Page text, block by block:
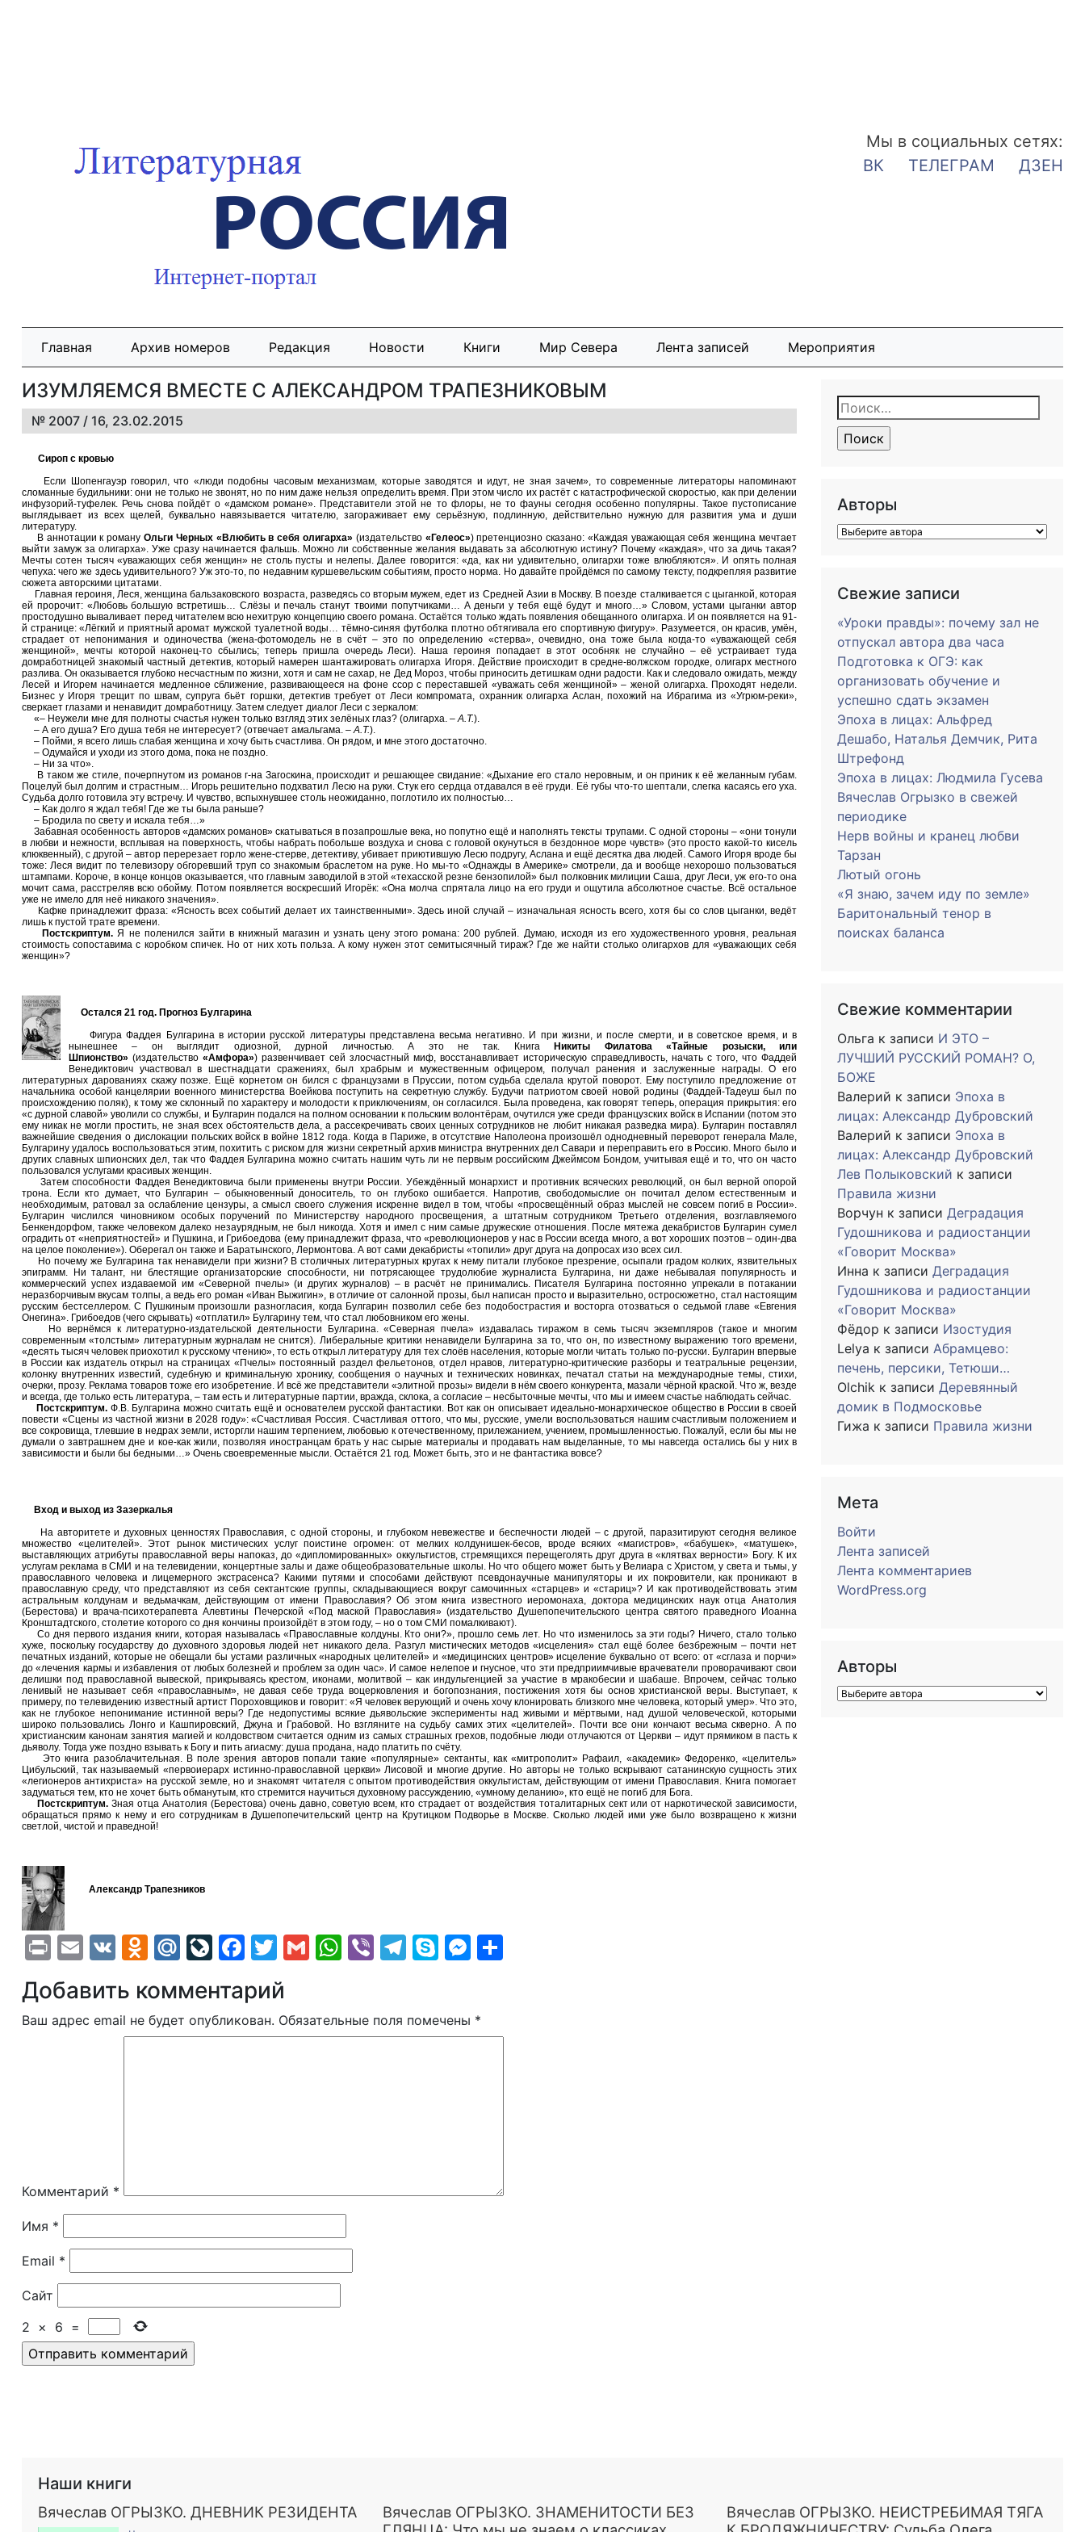
Мы в социальных сетях:
ВК
ТЕЛЕГРАМ ДЗЕН
Главная Архив номеров Редакция Новости Книги Мир Севера Лента записей Мероприятия
ИЗУМЛЯЕМСЯ ВМЕСТЕ С АЛЕКСАНДРОМ ТРАПЕЗНИКОВЫМ
№ 2007 / 16, 23.02.2015
Сироп с кровью
Если Шопенгауэр говорил, что «люди подобны часовым механизмам, которые заводятся и идут, не зная зачем», то современные литераторы напоминают
сломанные будильники: они не только не звонят, но по ним даже нельзя определить время. При этом число их растёт с катастрофической скоростью, как при делении
инфузорий-туфелек. Речь снова пойдёт о «дамском романе». Представители этой не то флоры, не то фауны сегодня особенно популярны. Такое пустописание
выглядывает из всех щелей, буквально навязывается читателю, загораживает ему серьёзную, подлинную, действительно нужную для развития ума и души
литературу.
В аннотации к романуОльги Черных «Влюбить в себя олигарха» (издательство «Гелеос») претенциозно сказано: «Каждая уважающая себя женщина мечтает
выйти замуж за олигарха». Уже сразу начинается фальшь. Можно ли собственные желания выдавать за абсолютную истину? Почему «каждая», что за дичь такая?
Мечты сотен тысяч «уважающих себя женщин» не столь пусты и нелепы. Далее говорится: «да, как ни удивительно, олигархи тоже влюбляются». И опять полная
чепуха: чего же здесь удивительного? Уж это-то, по недавним куршевельским событиям, просто норма. Но давайте пройдёмся по самому тексту, подкрепляя развитие
сюжета авторскими цитатами.
Главная героиня, Леся, женщина бальзаковского возраста, разведясь со вторым мужем, едет из Средней Азии в Москву. В поезде сталкивается с цыганкой, которая
ей пророчит: «Любовь большую встретишь… Слёзы и печаль станут твоими попутчиками… А деньги у тебя ещё будут и много…» Словом, устами цыганки автор
простодушно вываливает перед читателем всю нехитрую концепцию своего романа. Остаётся только ждать появления обещанного олигарха. И он появляется на 91-
й странице: «Лёгкий и приятный аромат мужской туалетной воды… тёмно-синяя футболка плотно обтягивала его спортивную фигуру». Разумеется, он красив, умён,
страдает от непонимания и одиночества (жена-фотомодель не в счёт – это по определению «стерва», очевидно, она тоже была когда-то «уважающей себя
женщиной», мечты которой наконец-то сбылись; теперь пришла очередь Леси). Наша героиня попадает в этот особняк не случайно – её устраивает туда
домработницей знакомый частный детектив, который намерен шантажировать олигарха Игоря. Действие происходит в средне-волжском городке, олигарх местного
разлива. Он оказывается глубоко несчастным по жизни, хотя и сам не сахар, не Дед Мороз, чтобы приносить детишкам одни радости. Как и следовало ожидать, между
Лесей и Игорем начинается медленное сближение, развивающееся на фоне ссор с переставшей «уважать себя женщиной» – женой олигарха. Проходят недели.
Бизнес у Игоря трещит по швам, супруга бьёт горшки, детектив требует от Леси компромата, охранник олигарха Аслан, похожий на Ибрагима из «Угрюм-реки»,
сверкает глазами и ненавидит домработницу. Затем следует диалог Леси с зеркалом:
«– Неужели мне для полноты счастья нужен только взгляд этих зелёных глаз? (олигарха. –А.Т.).
– А его душа? Его душа тебя не интересует? (отвечает амальгама. –А.Т.).
– Пойми, я всего лишь слабая женщина и хочу быть счастлива. Он рядом, и мне этого достаточно.
– Одумайся и уходи из этого дома, пока не поздно.
– Ни за что».
В таком же стиле, почерпнутом из романов г-на Загоскина, происходит и решающее свидание: «Дыхание его стало неровным, и он приник к её желанным губам.
Поцелуй был долгим и страстным… Игорь решительно подхватил Лесю на руки. Стук его сердца отдавался в её груди. Её губы что-то шептали, слегка касаясь его уха.
Судьба долго готовила эту встречу. И чувство, вспыхнувшее столь неожиданно, поглотило их полностью…
– Как долго я ждал тебя! Где же ты была раньше?
– Бродила по свету и искала тебя…»
Забавная особенность авторов «дамских романов» скатываться в позапрошлые века, но попутно ещё и наполнять тексты трупами. С одной стороны – «они тонули
в любви и нежности, всплывая на поверхность, чтобы набрать побольше воздуха и снова с головой окунуться в бездонное море чувств» (это просто какой-то кисель
клюквенный), с другой – автор пepepeзает горло жене-стерве, детективу, убивает приютившую Лесю подругу, Аслана и ещё десятка два людей. Самого Игоря вроде бы
тоже: Леся видит по телевизору обгоревший труп со знакомым браслетом на руке. Но мы-то «Однажды в Америке» смотрели, да и вообще нехорошо пользоваться
штампами. Короче, в конце концов оказывается, что главным заводилой в этой «техасской резне бензопилой» был полковник милиции Саша, друг Леси, уж его-то она
мочит сама, расстреляв всю обойму. Потом появляется воскресший Игорёк: «Она молча спрятала лицо на его груди и ощутила абсолютное счастье. Всё остальное
уже не имело для неё никакого значения».
Кафке принадлежит фраза: «Ясность всех событий делает их таинственными». Здесь иной случай – изначальная ясность всего, хотя бы со слов цыганки, ведёт
лишь к пустой трате времени.
Постскриптум.Я не поленился зайти в книжный магазин и узнать цену этого романа: 200 рублей. Думаю, исходя из его художественного уровня, реальная
стоимость сопоставима с коробком спичек. Но от них хоть польза. А кому нужен этот семитысячный тираж? Где же найти столько олигархов для «уважающих себя
женщин»?
Остался 21 год. Прогноз Булгарина
Фигура Фаддея Булгарина в истории русской литературы представлена весьма негативно. И при жизни, и после смерти, и в советское время, и в
нынешнее – он выглядит одиозной, дурной личностью. А это не так. Книга
Никиты Филатова «Тайные розыски, или
Шпионство» (издательство «Амфора») развенчивает сей злосчастный миф, восстанавливает историческую справедливость, начать с того, что Фаддей
Венедиктович участвовал в шестнадцати сражениях, был храбрым и мужественным офицером, получал ранения и заслуженные награды. О его
литературных дарованиях скажу позже. Ещё корнетом он бился с французами в Пруссии, потом судьба сделала крутой поворот. Ему поступило предложение от
начальника особой канцелярии военного министерства Воейкова поступить на секретную службу. Будучи патриотом своей новой родины (Фаддей-Тадеуш был по
происхождению поляк), к тому же склонный по характеру и молодости к приключениям, он согласился. Была проведена, как говорят теперь, операция прикрытия: его
«с дурной славой» уволили со службы, и Булгарин подался на полном основании к польским волонтёрам, очутился уже среди французских войск в Испании (потом это
ему никак не могли простить, не зная всех обстоятельств дела, а рассекречивать своих ценных сотрудников не любит никакая разведка мира). Булгарин поставлял
важнейшие сведения о дислокации польских войск в войне 1812 года. Когда в Париже, в отсутствие Наполеона произошёл однодневный переворот генерала Мале,
Булгарину удалось воспользоваться этим, похитить с риском для жизни секретный архив министра внутренних дел Савари и переправить его в Россию. Много было и
других славных шпионских дел, так что Фаддея Булгарина можно считать нашим чуть ли не первым российским Джеймсом Бондом, учитывая ещё и то, что он часто
пользовался услугами красивых женщин.
Затем способности Фаддея Венедиктовича были применены внутри России. Убеждённый монархист и противник всяческих революций, он был верной опорой
трона. Если кто думает, что Булгарин – обыкновенный доноситель, то он глубоко ошибается. Напротив, свободомыслие он почитал делом естественным и
необходимым, ратовал за ослабление цензуры, а смысл своего служения искренне видел в том, чтобы «просвещённый образ мыслей не совсем погиб в России».
Булгарин числился чиновником особых поручений по Министерству народного просвещения, а штатным сотрудником Третьего отделения, возглавляемого
Бенкендорфом, также человеком далеко незаурядным, не был никогда. Хотя и имел с ним самые дружеские отношения. После мятежа декабристов Булгарин сумел
оградить от «неприятностей» и Пушкина, и Грибоедова (ему принадлежит фраза, что «революционеров у нас в России всегда много, а вот хороших поэтов – один-два
на целое поколение»). Оберегал он также и Баратынского, Лермонтова. А вот сами декабристы «топили» друг друга на допросах изо всех сил.
Но почему же Булгарина так ненавидели при жизни? В столичных литературных кругах к нему питали глубокое презрение, осыпали градом колких, язвительных
эпиграмм. Ни талант, ни блестящие организаторские способности, ни потрясающее трудолюбие журналиста Булгарина, ни даже небывалая популярность и
коммерческий успех издаваемой им «Северной пчелы» (и других журналов) – в расчёт не принимались. Писателя Булгарина постоянно упрекали в потакании
неразборчивым вкусам толпы, а ведь его роман «Иван Выжигин», в отличие от салонной прозы, был написан просто и выразительно, остросюжетно, стал настоящим
русским бестселлером. С Пушкиным произошли разногласия, когда Булгарин позволил себе без подобострастия и восторга отозваться о седьмой главе «Евгения
Онегина». Грибоедов (чего скрывать) «отплатил» Булгарину тем, что стал любовником его жены.
Но вернёмся к литературно-издательской деятельности Булгарина. «Северная пчела» издавалась тиражом в семь тысяч экземпляров (такое и многим
современным «толстым» литературным журналам не снится). Либеральные критики ненавидели Булгарина за то, что он, по известному выражению того времени,
«десять тысяч человек приохотил к русскому чтению», то есть открыл литературу для тех слоёв населения, которые могли читать только по-русски. Булгарин впервые
в России как издатель открыл на страницах «Пчелы» постоянный раздел фельетонов, отдел нравов, литературно-критические разборы и театральные рецензии,
колонку внутренних известий, судебную и криминальную хронику, сообщения о научных и технических новинках, печатал статьи на международные темы, стихи,
очерки, прозу. Реклама товаров тоже его изобретение. И всё же представители «элитной прозы» видели в нём своего конкурента, мазали чёрной краской. Что ж, везде
и всегда, где только есть литература, – там есть и литературные партии, вражда, склока, а согласие – несбыточные мечты, что мы и имеем счастье наблюдать сейчас.
Постскриптум.Ф.В. Булгарина можно считать ещё и основателем русской фантастики. Вот как он описывает идеально-монархическое общество в России в своей
повести «Сцены из частной жизни в 2028 году»: «Счастливая Россия. Счастливая оттого, что мы, русские, умели воспользоваться нашим счастливым положением и
все сокровища, тлевшие в недрах земли, исторгли нашим терпением, любовью к отечественному, прилежанием, учением, промышленностью. Пожалуй, если бы мы не
думали о завтрашнем дне и кое-как жили, позволяя иностранцам брать у нас сырые материалы и продавать нам выделанные, то мы навсегда остались бы у них в
зависимости и были бы бедными…» Очень своевременные мысли. Остаётся 21 год. Может быть, это и не фантастика вовсе?
Вход и выход из Зазеркалья
На авторитете и духовных ценностях Православия, с одной стороны, и глубоком невежестве и беспечности людей – с другой, паразитируют сегодня великое
множество «целителей». Этот рынок мистических услуг поистине огромен: от мелких колдунишек-бесов, вроде всяких «магистров», «бабушек», «матушек»,
выставляющих атрибуты православной веры напоказ, до «дипломированных» оккультистов, стремящихся перещеголять друг друга в «клятвах верности» Богу. К их
услугам реклама в СМИ и на телевидении, концертные залы и даже общеобразовательные школы. Но что общего может быть у Велиара с Христом, у света и тьмы, у
православного человека и лицемерного экстрасенса? Какими путями и способами действуют псевдонаучные манипуляторы и их покровители, как проникают в
православную среду, что представляют из себя сектантские группы, складывающиеся вокруг самочинных «старцев» и «стариц»? И как противодействовать этим
астральным колдунам и ведьмачкам, действующим от имени Православия? Об этом книга известного иеромонаха, доктора медицинских наук отца Анатолия
(Берестова) и врача-психотерапевта Алевтины Печерской «Под маской Православия» (издательство Душепопечительского центра святого праведного Иоанна
Кронштадтского, столетие которого со дня кончины произойдёт в этом году, – но о том СМИ помалкивают).
Со дня первого издания книги, которая называлась «Православные колдуны. Кто они?», прошло семь лет. Но что изменилось за эти годы? Ничего, стало только
хуже, поскольку государству до духовного здоровья людей нет никакого дела. Разгул мистических методов «исцеления» стал ещё более безбрежным – почти нет
печатных изданий, которые не обещали бы устами различных «народных целителей» и «медицинских центров» исцеление буквально от всего: от «сглаза и порчи»
до «лечения кармы и избавления от любых болезней и проблем за один час». И самое нелепое и гнусное, что эти предприимчивые врачеватели проворачивают свои
делишки под православной вывеской, прикрываясь крестом, иконами, молитвой – как индульгенцией за участие в мракобесии и шабаше. Впрочем, сейчас только
ленивый не называет себя «православным», не давая себе труда воцерковления и богопознания, постижения хотя бы основ христианской веры. Выступает, к
примеру, по телевидению известный артист Пороховщиков и говорит: «Я человек верующий и очень хочу клонировать близкого мне человека, который умер». Что это,
как не глубокое непонимание истинной веры? Где недопустимы всякие дьявольские эксперименты над живыми и мёртвыми, над душой человеческой, которыми
широко пользовались Лонго и Кашпировский, Джуна и Грабовой. Но взгляните на судьбу самих этих «целителей». Почти все они кончают весьма скверно. А по
христианским канонам занятия магией и колдовством считается одним из самых страшных грехов, подобные люди отлучаются от Церкви – идут прямиком в пасть к
дьяволу. Тогда уже поздно взывать к Богу и пить агиасму: душа продана, надо платить по счёту.
Это книга разоблачительная. В поле зрения авторов попали такие «популярные» сектанты, как «митрополит» Рафаил, «академик» Федоренко, «целитель»
Цибульский, так называемый «первоиерарх истинно-православной церкви» Лисовой и многие другие. Но авторы не только вскрывают сатанинскую сущность этих
«легионеров антихриста» на русской земле, но и знакомят читателя с опытом противодействия оккультистам, действующим от имени Православия. Книга помогает
задуматься тем, кто не хочет быть обманутым, кто стремится научиться духовному рассуждению, «умному деланию», кто ещё не погиб для Бога.
Постскриптум. Зная отца Анатолия (Берестова) очень давно, советую всем, кто страдает от воздействия тоталитарных сект или от наркотической зависимости,
обращаться прямо к нему и его сотрудникам в Душепопечительский центр на Крутицком Подворье в Москве. Сколько людей ими уже было возвращено к жизни
светлой, чистой и праведной!
Александр Трапезников
PrintEmail
VK Odnoklassniki
Mail.Ru
LiveJournal
Facebook
Twitter
GmailWhatsApp
ViberTelegram
SkypeMessenger
Добавить комментарий
Ваш адрес email не будет опубликован. Обязательные поля помечены *
Комментарий *
Имя *
Email *
Сайт
2 × 6 =
Найти:
Авторы
Свежие записи
«Уроки правды»: почему зал не
отпускал автора два часа
Подготовка к ОГЭ: как
организовать обучение и
успешно сдать экзамен
Эпоха в лицах: Альфред
Дешабо, Наталья Демчик, Рита
Штрефонд
Эпоха в лицах: Людмила Гусева
Вячеслав Огрызко в свежей
периодике
Нерв войны и кранец любви
Тарзан
Лютый огонь
«Я знаю, зачем иду по земле»
Баритональный тенор в
поисках баланса
Свежие комментарии
Ольга к записи И ЭТО –
ЛУЧШИЙ РУССКИЙ РОМАН? О,
БОЖЕ
Валерий к записи Эпоха в
лицах: Александр Дубровский
Валерий к записи Эпоха в
лицах: Александр Дубровский
Лев Полыковский к записи
Правила жизни
Ворчун к записи Деградация
Гудошникова и радиостанции
«Говорит Москва»
Инна к записи Деградация
Гудошникова и радиостанции
«Говорит Москва»
Фёдор к записи Изостудия
Lelya к записи Абрамцево:
печень, персики, Тетюши…
Olchik к записи Деревянный
домик в Подмосковье
Гижа к записи Правила жизни
Мета
Войти
Лента записей
Лента комментариев
WordPress.org
Авторы
Наши книги
Вячеслав ОГРЫЗКО. ДНЕВНИК РЕЗИДЕНТА
Вячеслав ОГРЫЗКО. ЗНАМЕНИТОСТИ БЕЗ
Вячеслав ОГРЫЗКО. НЕИСТРЕБИМАЯ ТЯГА